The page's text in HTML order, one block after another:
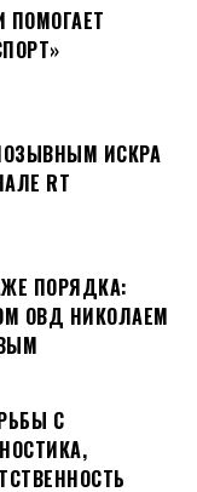
ПОМОГАЕТ
ИСКРА
RT
ПОРЯДКА:
ОВД НИКОЛАЕМ
С